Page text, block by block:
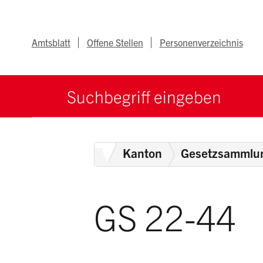
Metanav
Amtsblatt Offene Stellen Personenverzeichnis
Suchbegriff
HomeKanton
GS 22-44